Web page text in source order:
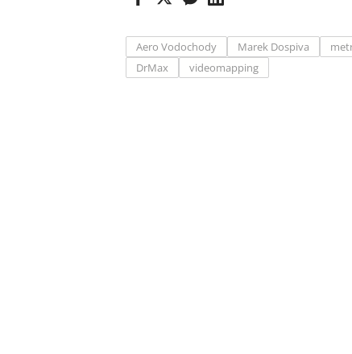
Aero Vodochody Marek Dospiva
DrMax
videomapping